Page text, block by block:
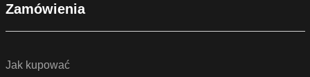
Zamówienia
Jak kupować